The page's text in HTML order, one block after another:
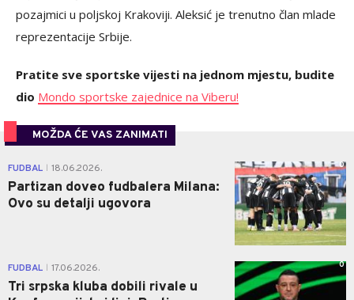
pozajmici u poljskoj Krakoviji. Aleksić je trenutno član mlade
reprezentacije Srbije.
Pratite sve sportske vijesti na jednom mjestu, budite
dio Mondo sportske zajednice na Viberu!
MOŽDA ĆE VAS ZANIMATI
FUDBAL 18.06.2026.
Partizan doveo fudbalera Milana:
Ovo su detalji ugovora
0
FUDBAL 17.06.2026.
Tri srpska kluba dobili rivale u
0